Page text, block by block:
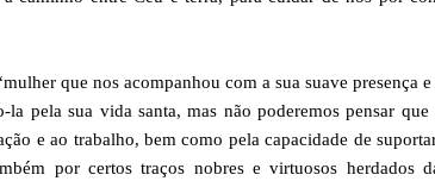
que nos acompanhou com a sua suave presença
pela sua vida santa, mas não poderemos pensar que
e ao trabalho, bem como pela capacidade de
por certos traços nobres e virtuosos herdados